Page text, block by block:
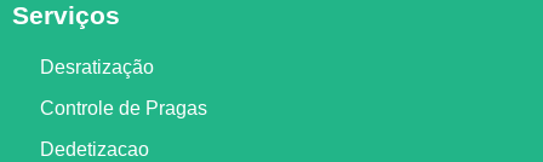
Serviços
Desratização
Controle de Pragas
Dedetizacao